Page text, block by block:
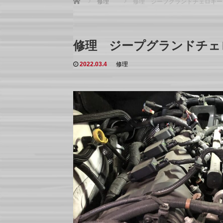
修理 修理 ジープグランドチェロキー
修理 ジープグランドチェ
2022.03.4 修理